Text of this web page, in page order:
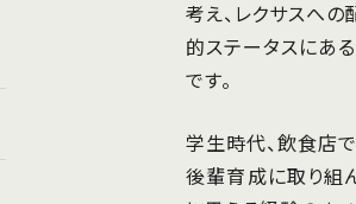
考え、レクサスへ
的ステータスにあ
です。
学生時代、飲食店
後輩育成に取り組